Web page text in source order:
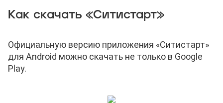
Как скачать «Ситистарт»
Официальную версию приложения «Ситистарт»
для Android можно скачать не только в Google
Play.